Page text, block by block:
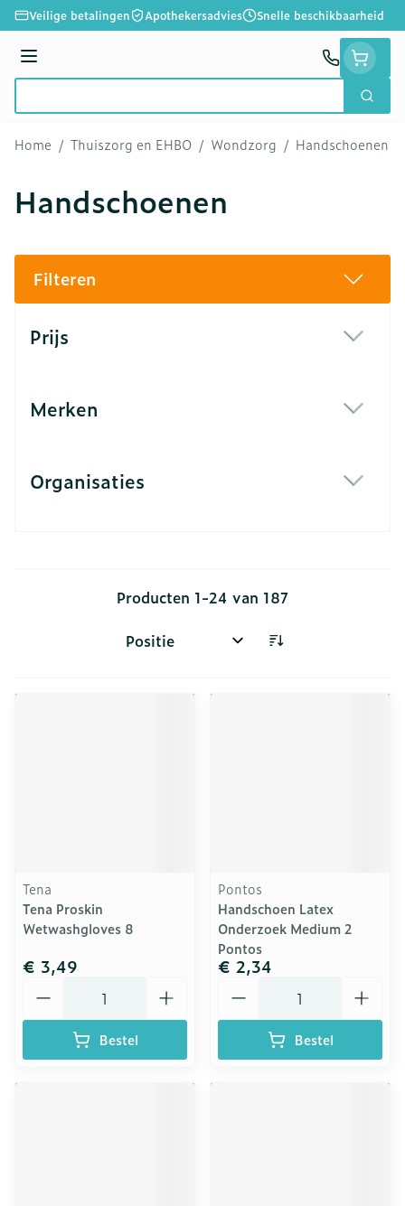
Ga naar de inhoud
Veilige betalingen Apothekersadvies Snelle beschikbaarheid
Menu
Zoek
Home / Thuiszorg en EHBO / Wondzorg / Handschoenen
Handschoenen
Filteren
Prijs
Merken
Organisaties
Producten 1-24 van 187
Sorteer op:
Tena
Tena Proskin
Wetwashgloves 8
€ 3,49
Bestel
Pontos
Handschoen Latex
Onderzoek Medium 2
Pontos
€ 2,34
Bestel